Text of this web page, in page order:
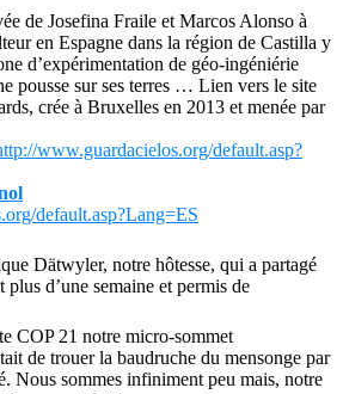
de Josefina Fraile et Marcos Alonso à
en Espagne dans la région de Castilla y
d’expérimentation de géo-ingéniérie
pousse sur ses terres … Lien vers le site
crée à Bruxelles en 2013 et menée par
www.guardacielos.org/default.asp?
default.asp?Lang=ES
Dätwyler, notre hôtesse, qui a partagé
d’une semaine et permis de
COP 21 notre micro-sommet
de trouer la baudruche du mensonge par
Nous sommes infiniment peu mais, notre